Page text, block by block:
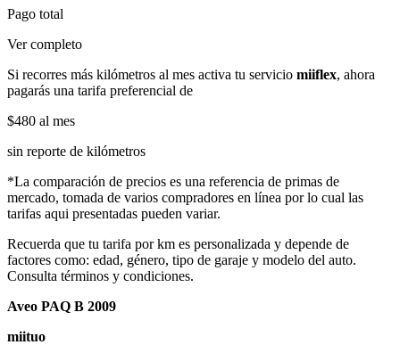
Pago total
Ver completo
Si recorres más kilómetros al mes activa tu servicio miiflex, ahora
pagarás una tarifa preferencial de
$480 al mes
sin reporte de kilómetros
*La comparación de precios es una referencia de primas de
mercado, tomada de varios compradores en línea por lo cual las
tarifas aqui presentadas pueden variar.
Recuerda que tu tarifa por km es personalizada y depende de
factores como: edad, género, tipo de garaje y modelo del auto.
Consulta términos y condiciones.
Aveo PAQ B 2009
miituo